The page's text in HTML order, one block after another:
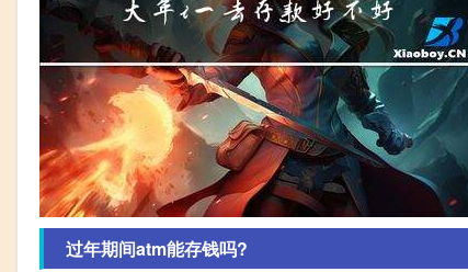
过年期间atm能存钱吗?